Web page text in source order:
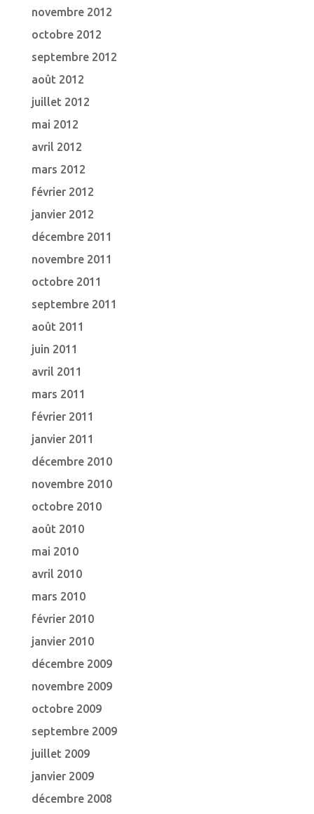
novembre 2012
octobre 2012
septembre 2012
août 2012
juillet 2012
mai 2012
avril 2012
mars 2012
février 2012
janvier 2012
décembre 2011
novembre 2011
octobre 2011
septembre 2011
août 2011
juin 2011
avril 2011
mars 2011
février 2011
janvier 2011
décembre 2010
novembre 2010
octobre 2010
août 2010
mai 2010
avril 2010
mars 2010
février 2010
janvier 2010
décembre 2009
novembre 2009
octobre 2009
septembre 2009
juillet 2009
janvier 2009
décembre 2008